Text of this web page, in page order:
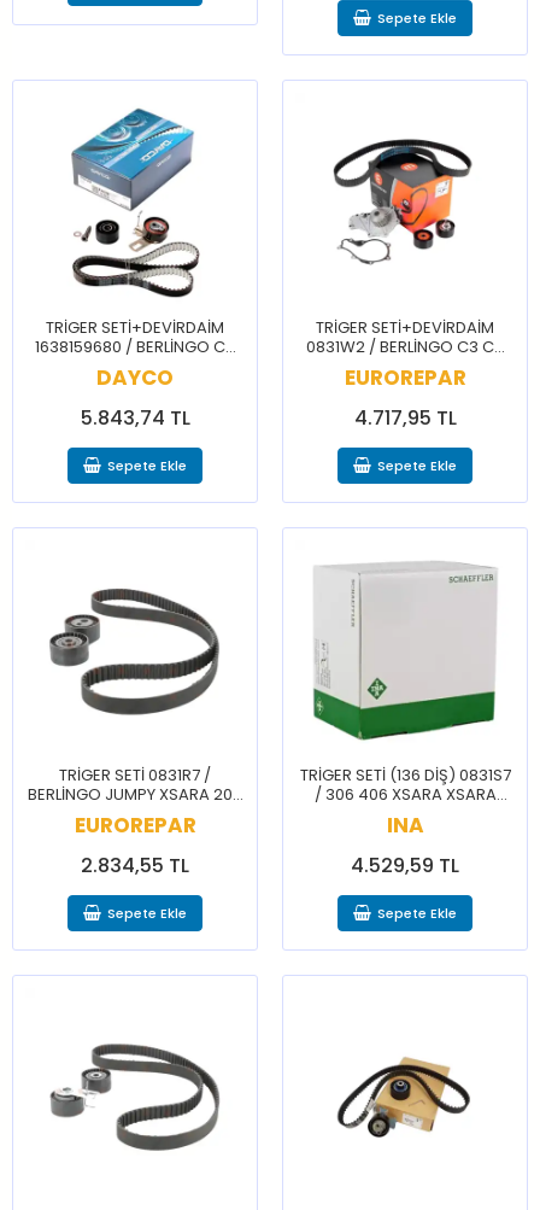
Sepete Ekle
TRİGER SETİ+DEVİRDAİM
1638159680 / BERLİNGO C3
C4 CELYSEE 2008 208 3008
301 308 508 PRTNR RFTR
DAYCO
5.843,74 TL
Sepete Ekle
TRİGER SETİ+DEVİRDAİM
0831W2 / BERLİNGO C3 C4
CELYSEE 2008 207 208 3008
301 308 5008 508 PRTNR
RFTR
EUROREPAR
4.717,95 TL
Sepete Ekle
TRİGER SETİ 0831R7 /
BERLİNGO JUMPY XSARA 206
EXPERT PARTNER
EUROREPAR
2.834,55 TL
Sepete Ekle
TRİGER SETİ (136 DİŞ) 0831S7
/ 306 406 XSARA XSARA
PICASSO
INA
4.529,59 TL
Sepete Ekle